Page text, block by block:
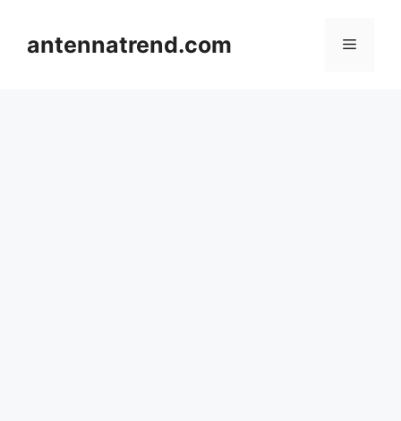
antennatrend.com 메